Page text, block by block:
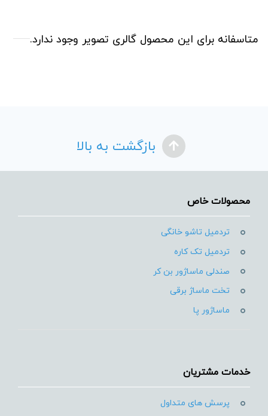
متاسفانه برای این محصول گالری تصویر وجود ندارد.
بازگشت به بالا
محصولات خاص
تردمیل تاشو خانگی
تردمیل تک کاره
صندلی ماساژور بن کر
تخت ماساژ برقی
ماساژور پا
خدمات مشتریان
پرسش های متداول